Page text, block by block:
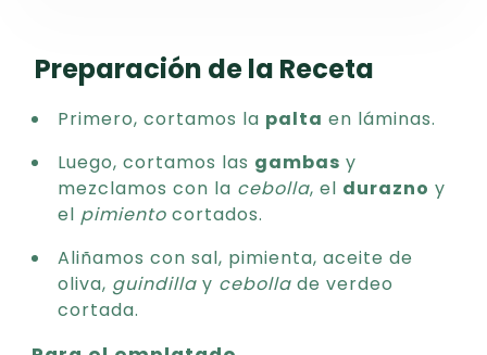
Preparación de la Receta
Primero, cortamos la palta en láminas.
Luego, cortamos las gambas y
mezclamos con la cebolla, el durazno y
el pimiento cortados.
Aliñamos con sal, pimienta, aceite de
oliva, guindilla y cebolla de verdeo
cortada.